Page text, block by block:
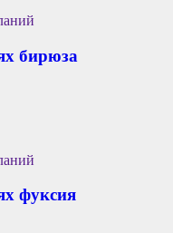
бирюза
фуксия